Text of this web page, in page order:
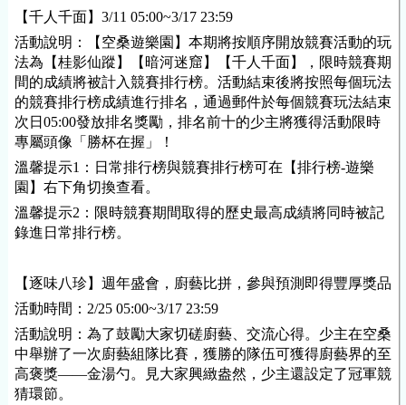
【千人千面】3/11 05:00~3/17 23:59
活動說明：【空桑遊樂園】本期將按順序開放競賽活動的玩
法為【桂影仙蹤】【暗河迷窟】【千人千面】，限時競賽期
間的成績將被計入競賽排行榜。活動結束後將按照每個玩法
的競賽排行榜成績進行排名，通過郵件於每個競賽玩法結束
次日05:00發放排名獎勵，排名前十的少主將獲得活動限時
專屬頭像「勝杯在握」！
溫馨提示1：日常排行榜與競賽排行榜可在【排行榜-遊樂
園】右下角切換查看。
溫馨提示2：限時競賽期間取得的歷史最高成績將同時被記
錄進日常排行榜。
【逐味八珍】週年盛會，廚藝比拼，參與預測即得豐厚獎品
活動時間：2/25 05:00~3/17 23:59
活動說明：為了鼓勵大家切磋廚藝、交流心得。少主在空桑
中舉辦了一次廚藝組隊比賽，獲勝的隊伍可獲得廚藝界的至
高褒獎——金湯勺。見大家興緻盎然，少主還設定了冠軍競
猜環節。